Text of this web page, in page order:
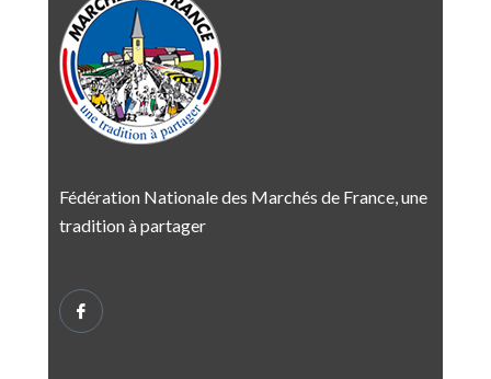
Fédération Nationale des Marchés de France, une
tradition à partager